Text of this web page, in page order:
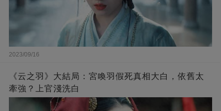
2023/09/16
《云之羽》大結局：宮喚羽假死真相大白，依舊太
牽強？上官淺洗白